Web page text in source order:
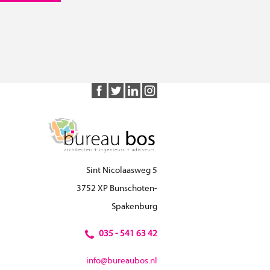
Sint Nicolaasweg 5
3752 XP Bunschoten-
Spakenburg
035 - 541 63 42
info@bureaubos.nl